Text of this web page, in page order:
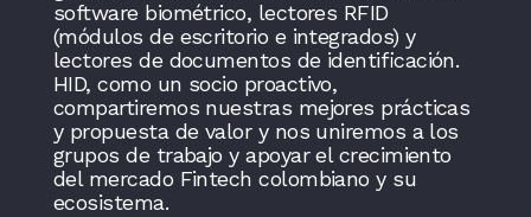
software biométrico, lectores RFID
(módulos de escritorio e integrados) y
lectores de documentos de identificación.
HID, como un socio proactivo,
compartiremos nuestras mejores prácticas
y propuesta de valor y nos uniremos a los
grupos de trabajo y apoyar el crecimiento
del mercado Fintech colombiano y su
ecosistema.